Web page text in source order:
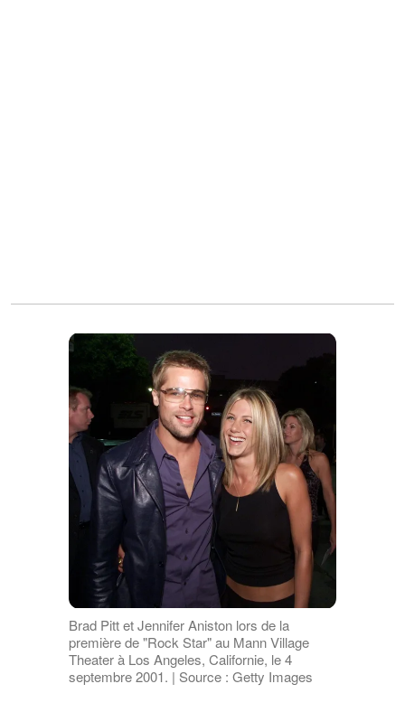
Brad Pitt et Jennifer Aniston lors de la
première de "Rock Star" au Mann Village
Theater à Los Angeles, Californie, le 4
septembre 2001. | Source : Getty Images